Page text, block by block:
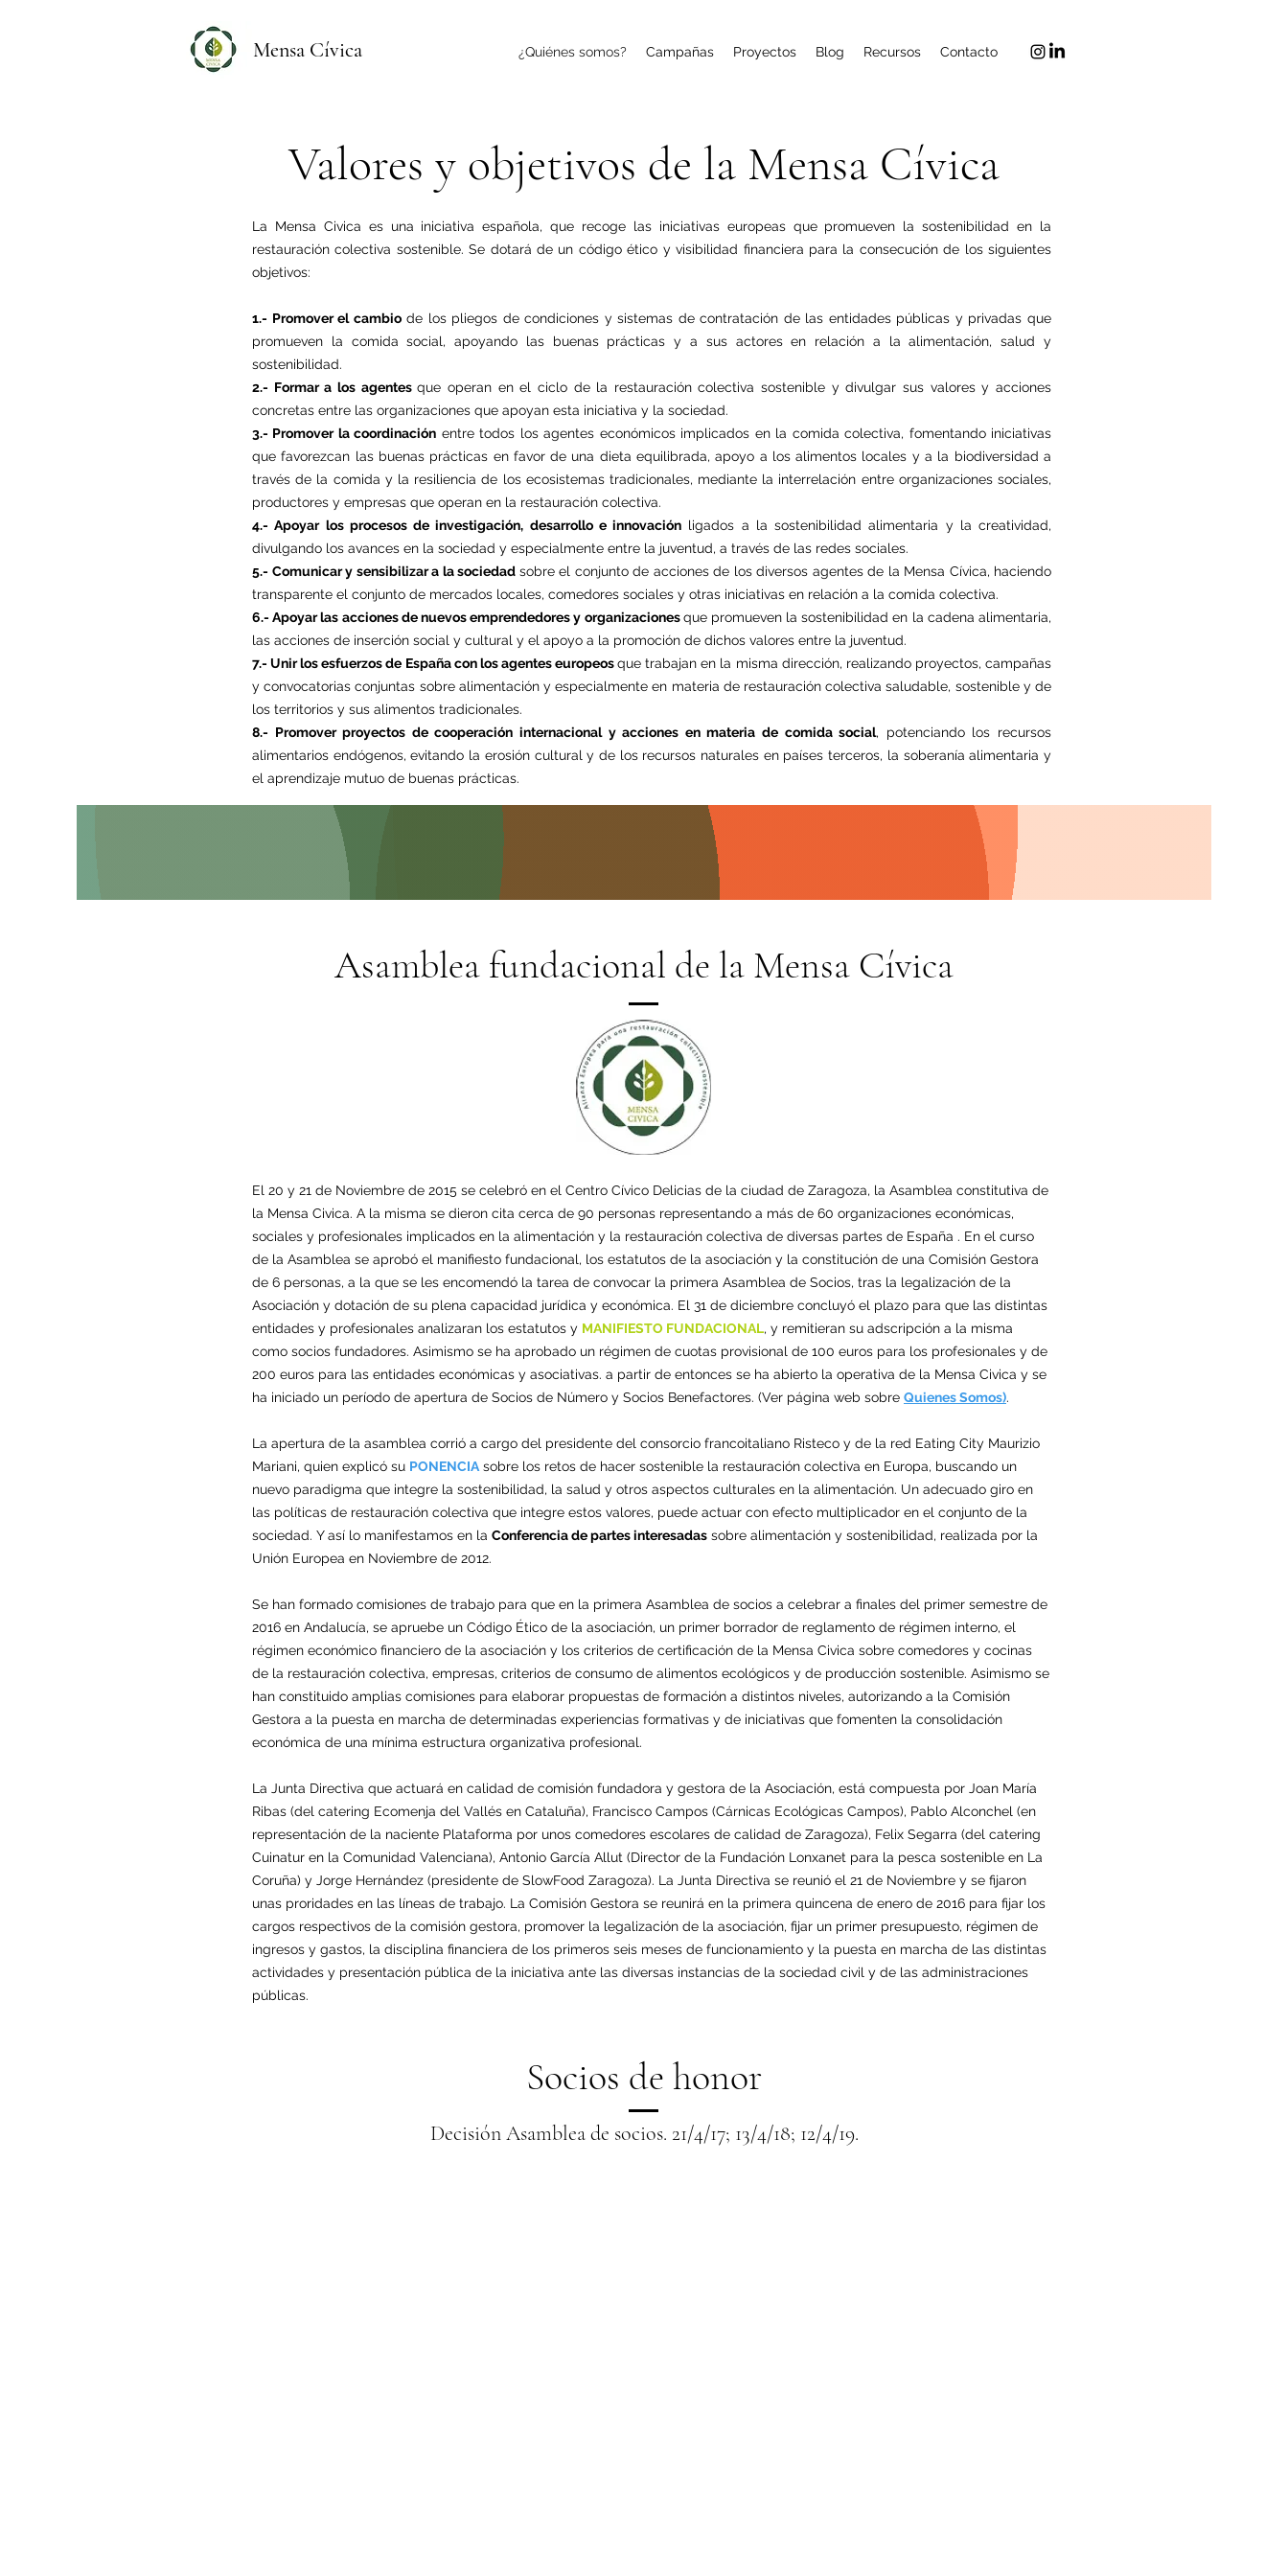
Mensa Cívica ¿Quiénes somos? Campañas Proyectos Blog Recursos Contacto
Valores y objetivos de la Mensa Cívica
La Mensa Civica es una iniciativa española, que recoge las iniciativas europeas que promueven la sostenibilidad en la
restauración colectiva sostenible. Se dotará de un código ético y visibilidad financiera para la consecución de los siguientes
objetivos:
1.- Promover el cambiode los pliegos de condiciones y sistemas de contratación de las entidades públicas y privadas que
promueven la comida social, apoyando las buenas prácticas y a sus actores en relación a la alimentación, salud y
sostenibilidad.
2.- Formar a los agentesque operan en el ciclo de la restauración colectiva sostenible y divulgar sus valores y acciones
concretas entre las organizaciones que apoyan esta iniciativa y la sociedad.
3.- Promover la coordinación entre todos los agentes económicos implicados en la comida colectiva, fomentando iniciativas
que favorezcan las buenas prácticas en favor de una dieta equilibrada, apoyo a los alimentos locales y a la biodiversidad a
través de la comida y la resiliencia de los ecosistemas tradicionales, mediante la interrelación entre organizaciones sociales,
productores y empresas que operan en la restauración colectiva.
4.- Apoyar los procesos de investigación, desarrollo e innovación ligados a la sostenibilidad alimentaria y la creatividad,
divulgando los avances en la sociedad y especialmente entre la juventud, a través de las redes sociales.
5.- Comunicar y sensibilizar a la sociedad sobre el conjunto de acciones de los diversos agentes de la Mensa Cívica, haciendo
transparente el conjunto de mercados locales, comedores sociales y otras iniciativas en relación a la comida colectiva.
6.- Apoyar las acciones de nuevos emprendedores y organizacionesque promueven la sostenibilidad en la cadena alimentaria,
las acciones de inserción social y cultural y el apoyo a la promoción de dichos valores entre la juventud.
7.- Unir los esfuerzos de España con los agentes europeosque trabajan en la misma dirección, realizando proyectos, campañas
y convocatorias conjuntas sobre alimentación y especialmente en materia de restauración colectiva saludable, sostenible y de
los territorios y sus alimentos tradicionales.
8.- Promover proyectos de cooperación internacional y acciones en materia de comida social, potenciando los recursos
alimentarios endógenos, evitando la erosión cultural y de los recursos naturales en países terceros, la soberanía alimentaria y
el aprendizaje mutuo de buenas prácticas.
Asamblea fundacional de la Mensa Cívica
El 20 y 21 de Noviembre de 2015 se celebró en el Centro Cívico Delicias de la ciudad de Zaragoza, la Asamblea constitutiva de
la Mensa Civica. A la misma se dieron cita cerca de 90 personas representando a más de 60 organizaciones económicas,
sociales y profesionales implicados en la alimentación y la restauración colectiva de diversas partes de España . En el curso
de la Asamblea se aprobó el manifiesto fundacional, los estatutos de la asociación y la constitución de una Comisión Gestora
de 6 personas, a la que se les encomendó la tarea de convocar la primera Asamblea de Socios, tras la legalización de la
Asociación y dotación de su plena capacidad jurídica y económica. El 31 de diciembre concluyó el plazo para que las distintas
entidades y profesionales analizaran los estatutos y MANIFIESTO FUNDACIONAL, y remitieran su adscripción a la misma
como socios fundadores. Asimismo se ha aprobado un régimen de cuotas provisional de 100 euros para los profesionales y de
200 euros para las entidades económicas y asociativas. a partir de entonces se ha abierto la operativa de la Mensa Civica y se
ha iniciado un período de apertura de Socios de Número y Socios Benefactores. (Ver página web sobre Quienes Somos).
La apertura de la asamblea corrió a cargo del presidente del consorcio francoitaliano Risteco y de la red Eating City Maurizio
Mariani, quien explicó su PONENCIA sobre los retos de hacer sostenible la restauración colectiva en Europa, buscando un
nuevo paradigma que integre la sostenibilidad, la salud y otros aspectos culturales en la alimentación. Un adecuado giro en
las políticas de restauración colectiva que integre estos valores, puede actuar con efecto multiplicador en el conjunto de la
sociedad. Y así lo manifestamos en la Conferencia de partes interesadas sobre alimentación y sostenibilidad, realizada por la
Unión Europea en Noviembre de 2012.
Se han formado comisiones de trabajo para que en la primera Asamblea de socios a celebrar a finales del primer semestre de
2016 en Andalucía, se apruebe un Código Ético de la asociación, un primer borrador de reglamento de régimen interno, el
régimen económico financiero de la asociación y los criterios de certificación de la Mensa Civica sobre comedores y cocinas
de la restauración colectiva, empresas, criterios de consumo de alimentos ecológicos y de producción sostenible. Asimismo se
han constituido amplias comisiones para elaborar propuestas de formación a distintos niveles, autorizando a la Comisión
Gestora a la puesta en marcha de determinadas experiencias formativas y de iniciativas que fomenten la consolidación
económica de una mínima estructura organizativa profesional.
La Junta Directiva que actuará en calidad de comisión fundadora y gestora de la Asociación, está compuesta por Joan María
Ribas (del catering Ecomenja del Vallés en Cataluña), Francisco Campos (Cárnicas Ecológicas Campos), Pablo Alconchel (en
representación de la naciente Plataforma por unos comedores escolares de calidad de Zaragoza), Felix Segarra (del catering
Cuinatur en la Comunidad Valenciana), Antonio García Allut (Director de la Fundación Lonxanet para la pesca sostenible en La
Coruña) y Jorge Hernández (presidente de SlowFood Zaragoza). La Junta Directiva se reunió el 21 de Noviembre y se fijaron
unas proridades en las líneas de trabajo. La Comisión Gestora se reunirá en la primera quincena de enero de 2016 para fijar los
cargos respectivos de la comisión gestora, promover la legalización de la asociación, fijar un primer presupuesto, régimen de
ingresos y gastos, la disciplina financiera de los primeros seis meses de funcionamiento y la puesta en marcha de las distintas
actividades y presentación pública de la iniciativa ante las diversas instancias de la sociedad civil y de las administraciones
públicas.
Socios de honor
Decisión Asamblea de socios. 21/4/17; 13/4/18; 12/4/19.